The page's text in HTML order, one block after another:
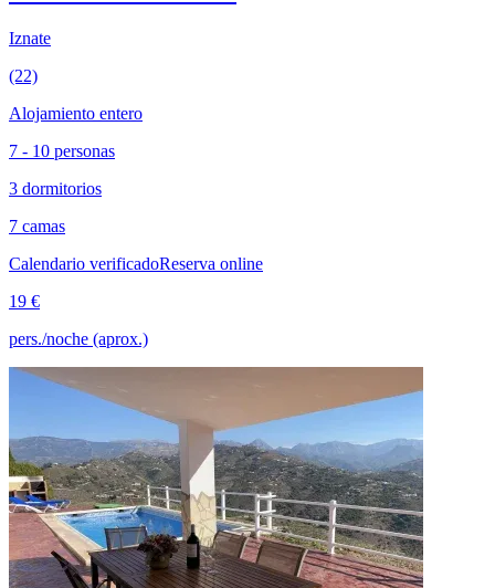
Iznate
(22)
Alojamiento entero
7 - 10 personas
3 dormitorios
7 camas
Calendario verificadoReserva online
19 €
pers./noche (aprox.)